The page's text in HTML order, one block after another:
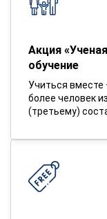
Акция
обучение
Учиться вместе
более человек
(третьему)